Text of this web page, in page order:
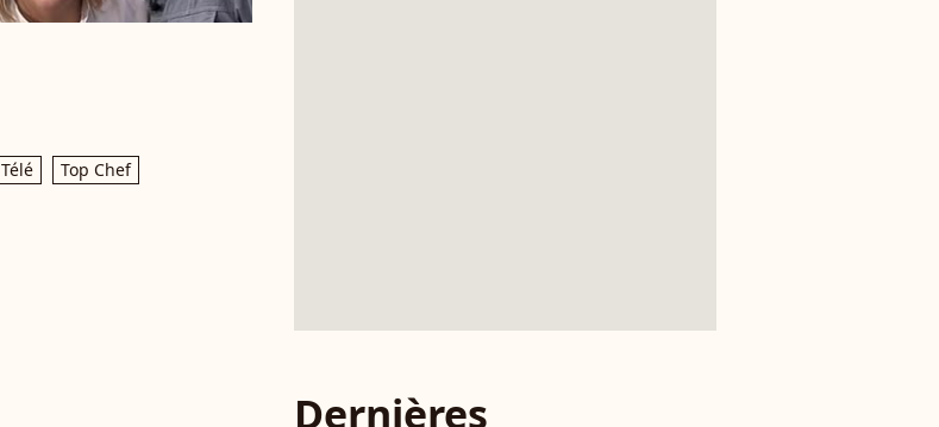
Télé Top Chef
Dernières